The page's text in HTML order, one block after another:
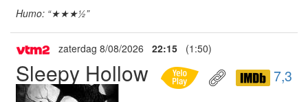
Humo: “★★★½”
zaterdag 8/08/2026 22:15 (1:50)
Sleepy Hollow 7,3